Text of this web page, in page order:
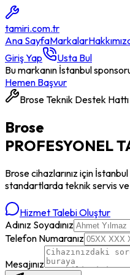
tamiri.com.tr
Ana SayfaMarkalar
Giriş Yap
Usta Bul
Bu markanın İstanbul
Hemen Başvur
BroseTeknik Destek Hattı
Brose
PROFESYONEL
Brosecihazlarınız için
standartlarda teknik servis ve
Hizmet Talebi Oluştur
Adınız Soyadınız
Telefon Numaranız
Mesajınız